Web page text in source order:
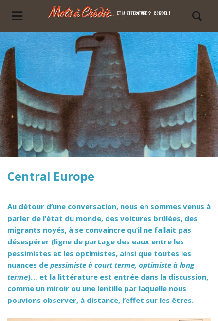
Central Europe
Au détour d’une conversation, nous en sommes venus à
parler de l’état du monde, des voitures brûlées, des
migrants noyés, à se convaincre qu’il ne fallait pas
désespérer (ligne de partage des eaux entre les
pessimistes et les optimistes, ainsi que toutes les
nuances de pessimiste à court terme, optimiste à long
terme)… et la littérature est entrée dans la discussion,
comme un miroir ou une lentille par laquelle nous
pouvions observer, à distance, l’effet sur les êtres.